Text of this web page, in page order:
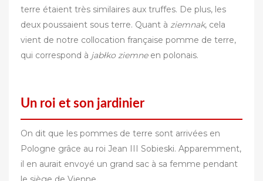
terre étaient très similaires aux truffes. De plus, les
deux poussaient sous terre. Quant à ziemnak, cela
vient de notre collocation française pomme de terre,
qui correspond à jabłko ziemne en polonais.
Un roi et son jardinier
On dit que les pommes de terre sont arrivées en
Pologne grâce au roi Jean III Sobieski. Apparemment,
il en aurait envoyé un grand sac à sa femme pendant